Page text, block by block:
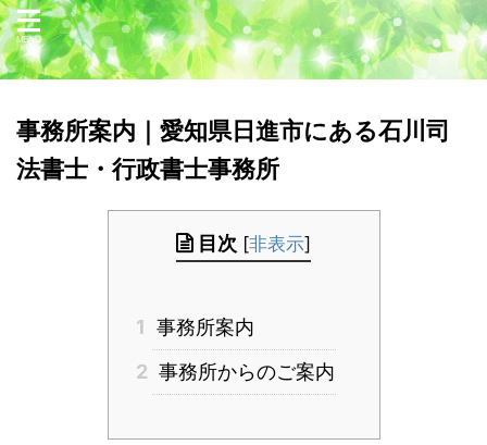
事務所案内｜愛知県日進市にある石川司
法書士・行政書士事務所
目次 [非表示]
1 事務所案内
2 事務所からのご案内